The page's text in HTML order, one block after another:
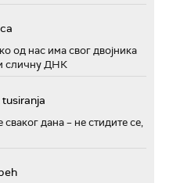
од нас има свог двојника
сличну ДНК
дана – не стидите се,